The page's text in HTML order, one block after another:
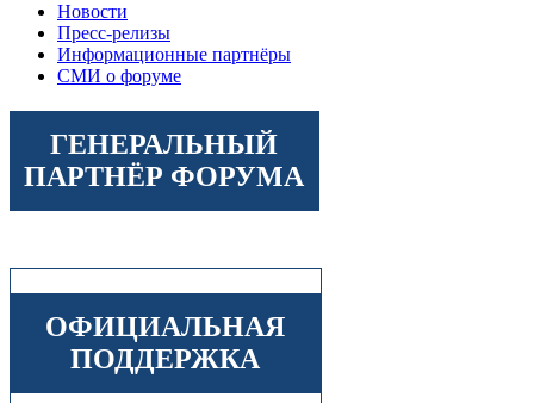
Новости
Пресс-релизы
Информационные партнёры
СМИ о форуме
ГЕНЕРАЛЬНЫЙ
ПАРТНЁР ФОРУМА
ОФИЦИАЛЬНАЯ
ПОДДЕРЖКА